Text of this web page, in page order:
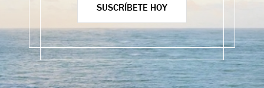
SUSCRÍBETE HOY